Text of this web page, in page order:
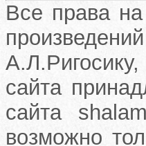
Все права на
сайта
сайта
возможно